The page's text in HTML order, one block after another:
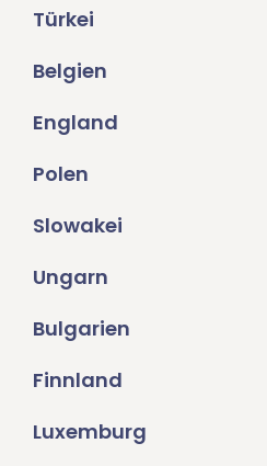
Türkei
Belgien
England
Polen
Slowakei
Ungarn
Bulgarien
Finnland
Luxemburg